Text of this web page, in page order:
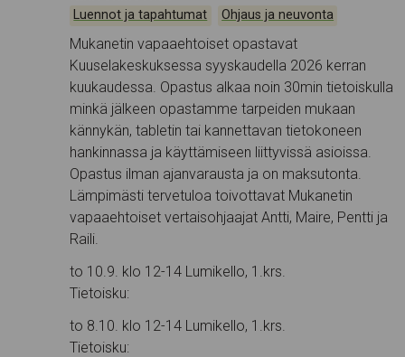
Kategoriat:
Luennot ja tapahtumat Ohjaus ja neuvonta
Mukanetin vapaaehtoiset opastavat
Kuuselakeskuksessa syyskaudella 2026 kerran
kuukaudessa. Opastus alkaa noin 30min tietoiskulla
minkä jälkeen opastamme tarpeiden mukaan
kännykän, tabletin tai kannettavan tietokoneen
hankinnassa ja käyttämiseen liittyvissä asioissa.
Opastus ilman ajanvarausta ja on maksutonta.
Lämpimästi tervetuloa toivottavat Mukanetin
vapaaehtoiset vertaisohjaajat Antti, Maire, Pentti ja
Raili.
to 10.9. klo 12-14 Lumikello, 1.krs.
Tietoisku:
to 8.10. klo 12-14 Lumikello, 1.krs.
Tietoisku: